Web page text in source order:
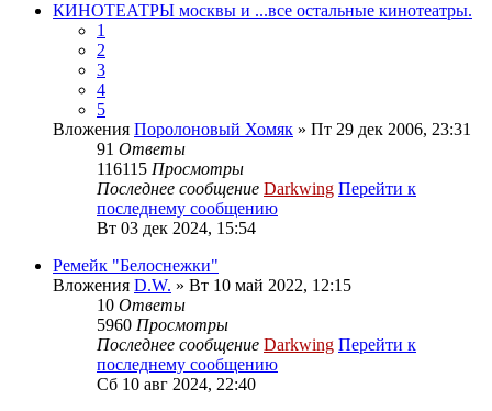
КИНОТЕАТРЫ москвы и ...все остальные кинотеатры.
1
2
3
4
5
Вложения Поролоновый Хомяк » Пт 29 дек 2006, 23:31
91 Ответы
116115 Просмотры
Последнее сообщение Darkwing Перейти к
последнему сообщению
Вт 03 дек 2024, 15:54
Ремейк "Белоснежки"
Вложения D.W. » Вт 10 май 2022, 12:15
10 Ответы
5960 Просмотры
Последнее сообщение Darkwing Перейти к
последнему сообщению
Сб 10 авг 2024, 22:40